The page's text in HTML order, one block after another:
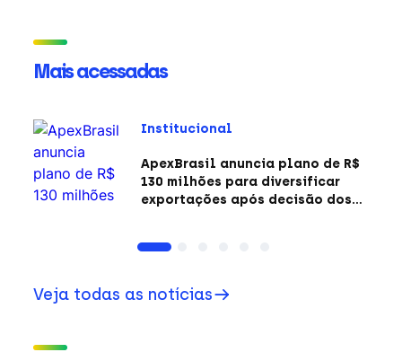
Mais acessadas
Institucional
ApexBrasil anuncia plano de R$
130 milhões para diversificar
exportações após decisão dos
Veja todas as notícias